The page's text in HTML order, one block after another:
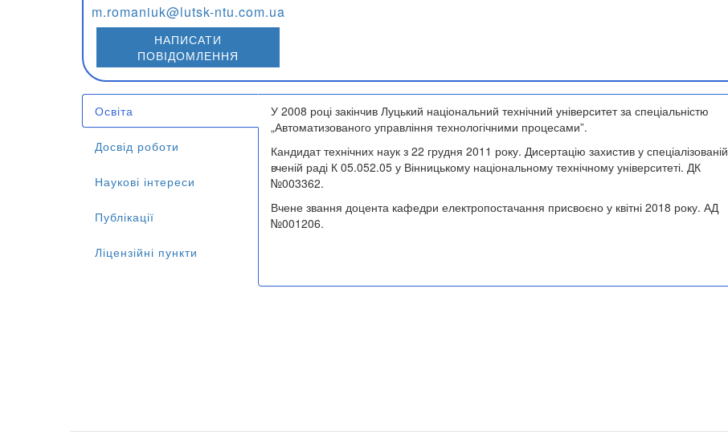
m.romaniuk@lutsk-ntu.com.ua
НАПИСАТИ
ПОВІДОМЛЕННЯ
Освіта
(активна
вкладка)
Досвід роботи
Наукові інтереси
Публікації
Ліцензійні пункти
У 2008 році закінчив Луцький національний технічний університет за спеціальністю
„Автоматизованого управління технологічними процесами”.
Кандидат технічних наук з 22 грудня 2011 року. Дисертацію захистив у спеціалізованій
вченій раді К 05.052.05 у Вінницькому національному технічному університеті. ДК
№003362.
Вчене звання доцента кафедри електропостачання присвоєно у квітні 2018 року. АД
№001206.